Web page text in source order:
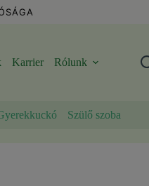
Karrier Rólunk
Szülő szoba